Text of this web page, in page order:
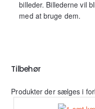
billeder. Billederne vil
med at bruge dem.
Tilbehør
Produkter der sælges i